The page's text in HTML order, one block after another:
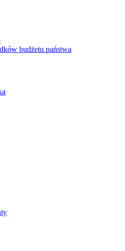
budżetu państwa